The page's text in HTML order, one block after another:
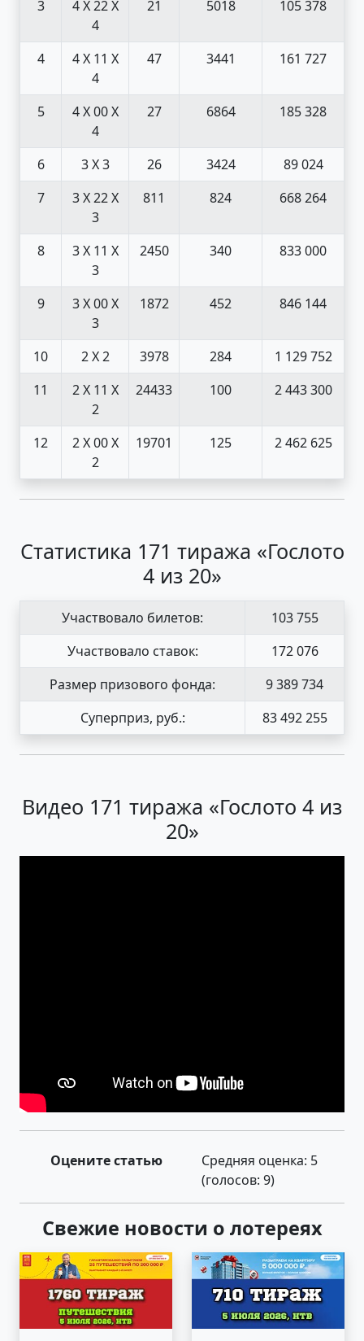
3 4 X 22 X
4
21 5018 105 378
4 4 X 11 X
4
47 3441 161 727
5 4 X 00 X
4
27 6864 185 328
6 3 X 3 26 3424
89 024
7
3 X 22 X
3
811 824 668 264
8 3 X 11 X
3
2450 340 833 000
9 3 X 00 X
3
1872 452 846 144
10 2 X 2 3978 284
1 129 752
11
2 X 11 X
2
24433 100 2 443 300
12 2 X 00 X
2
19701 125 2 462 625
Статистика 171 тиража «Гослото
4 из 20»
Участвовало билетов:
103 755
Участвовало ставок:
172 076
Размер призового фонда:
9 389 734
Суперприз, руб.:
83 492 255
Видео 171 тиража «Гослото 4 из
20»
Оцените статью Средняя оценка: 5
(голосов: 9)
Свежие новости о лотереях